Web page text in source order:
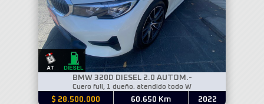
BMW 320D DIESEL 2.0 AUTOM.-
Cuero full, 1 dueño. atendido todo W
$ 28.500.000 60.650 Km 2022